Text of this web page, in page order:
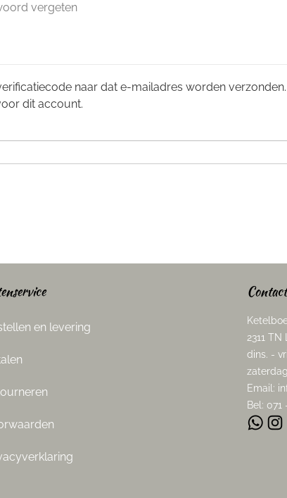
vergeten
naar dat e-mailadres worden
dit account.
en levering
Contact
2311 TN
dins. -
Email:
Bel: 071